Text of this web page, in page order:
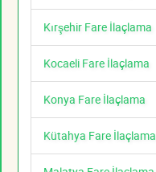
Kırşehir Fare İlaçlama
Kocaeli Fare İlaçlama
Konya Fare İlaçlama
Kütahya Fare İlaçlama